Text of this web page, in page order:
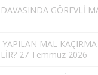
GÖREVLİ
MAL
27 Temmuz 2026